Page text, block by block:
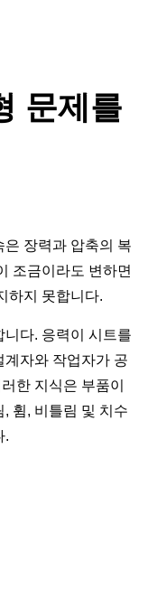
문제를
장력과 압축의 복
조금이라도 변하면
하지 못합니다.
다. 응력이 시트를
계자와 작업자가 공
한 지식은 부품이
휨, 비틀림 및 치수
.